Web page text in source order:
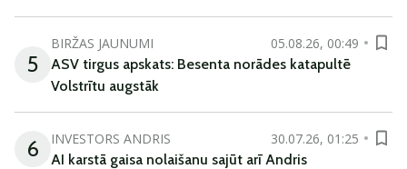
5
BIRŽAS JAUNUMI
05.08.26, 00:49
ASV tirgus apskats: Besenta norādes katapultē
Volstrītu augstāk
6 INVESTORS ANDRIS
30.07.26, 01:25
AI karstā gaisa nolaišanu sajūt arī Andris